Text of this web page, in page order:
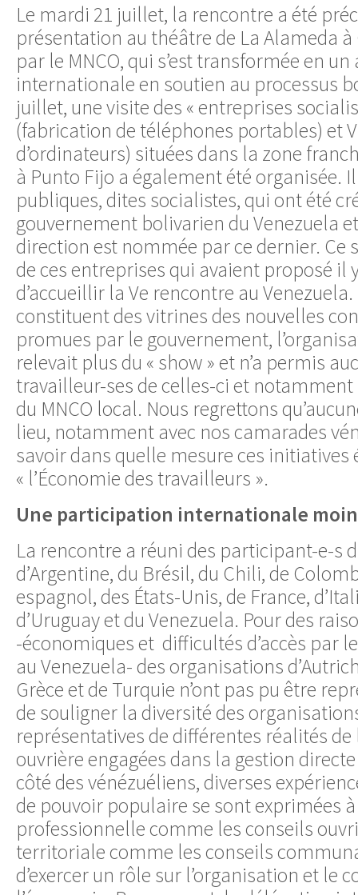
Le mardi 21 juillet, la rencontre a été
présentation au théâtre de La Alameda à
par le MNCO, qui s’est transformée en
internationale en soutien au processus
juillet, une visite des « entreprises
(fabrication de téléphones portables) et
d’ordinateurs) situées dans la zone
à Punto Fijo a également été organisée. Il
publiques, dites socialistes, qui ont été
gouvernement bolivarien du Venezuela
direction est nommée par ce dernier. Ce
de ces entreprises qui avaient proposé il
d’accueillir la Ve rencontre au
constituent des vitrines des nouvelles
promues par le gouvernement,
relevait plus du « show » et n’a permis
travailleur-ses de celles-ci et
du MNCO local. Nous regrettons
lieu, notamment avec nos camarades
savoir dans quelle mesure ces initiatives
« l’Économie des travailleurs ».
Une participation internationale
La rencontre a réuni des participant-e-s
d’Argentine, du Brésil, du Chili, de
espagnol, des États-Unis, de France,
d’Uruguay et du Venezuela. Pour des
-économiques et difficultés d’accès par
au Venezuela- des organisations
Grèce et de Turquie n’ont pas pu être
de souligner la diversité des
représentatives de différentes réalités
ouvrière engagées dans la gestion
côté des vénézuéliens, diverses
de pouvoir populaire se sont exprimées
professionnelle comme les conseils
territoriale comme les conseils
d’exercer un rôle sur l’organisation et le